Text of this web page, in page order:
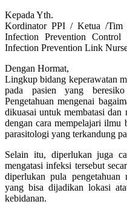
Kepada Yth.
Kordinator PPI / Ketua /Tim
Infection Prevention
Infection Prevention Link
Dengan Hormat,
Lingkup bidang keperawatan
pada pasien yang
Pengetahuan mengenai
dikuasai untuk membatasi dan
dengan cara mempelajari
parasitologi yang terkandung
Selain itu, diperlukan juga
mengatasi infeksi tersebut
diperlukan pula pengetahuan
yang bisa dijadikan lokasi
kebidanan.